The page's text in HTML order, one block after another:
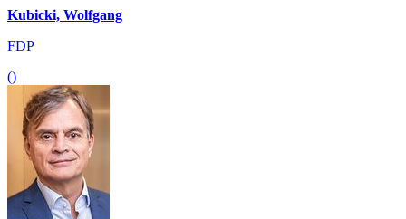
Kubicki, Wolfgang
FDP
()